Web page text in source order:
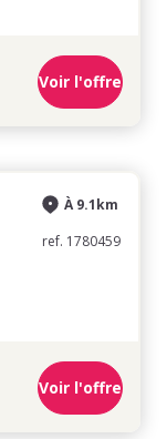
Voir l'offre
À 9.1km
ref. 1780459
Voir l'offre